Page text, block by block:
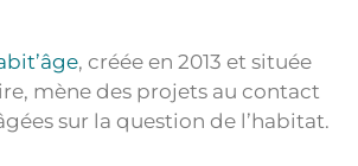
, créée en 2013 et située
mène des projets au contact
sur la question de l’habitat.